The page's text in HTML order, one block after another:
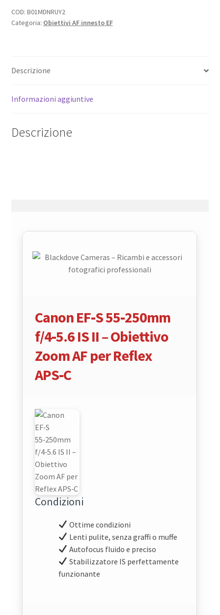
COD: B01MDNRUY2
Categoria: Obiettivi AF innesto EF
Descrizione
Informazioni aggiuntive
Descrizione
Canon EF‑S 55‑250mm
f/4‑5.6 IS II – Obiettivo
Zoom AF per Reflex
APS‑C
Condizioni
Ottime condizioni
Lenti pulite, senza graffi o muffe
Autofocus fluido e preciso
Stabilizzatore IS perfettamente
funzionante